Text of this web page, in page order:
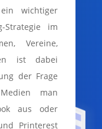
wichtiger
Strategie im
Vereine,
ist dabei
der Frage
man
aus oder
Printerest